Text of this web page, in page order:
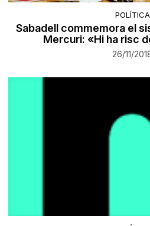
POLÍTICA
Sabadell commemora el
Mercuri: «Hi ha risc
26/11/